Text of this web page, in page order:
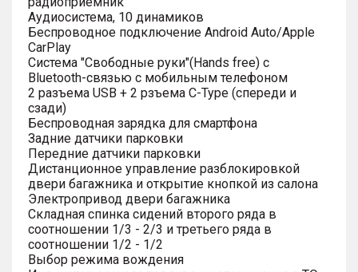
Аудиосистема, 10 динамиков
Беспроводное подключение Android Auto/Apple
CarPlay
Система "Свободные руки"(Hands free) с
Bluetooth-связью с мобильным телефоном
2 разъема USB + 2 рзъема C-Type (спереди и
сзади)
Беспроводная зарядка для смартфона
Задние датчики парковки
Передние датчики парковки
Дистанционное управление разблокировкой
двери багажника и открытие кнопкой из салона
Электропривод двери багажника
Складная спинка сидений второго ряда в
соотношении 1/3 - 2/3 и третьего ряда в
соотношении 1/2 - 1/2
Выбор режима вождения